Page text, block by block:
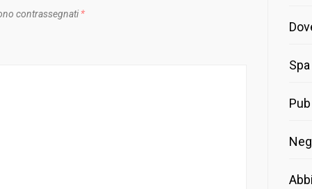
contrassegnati *